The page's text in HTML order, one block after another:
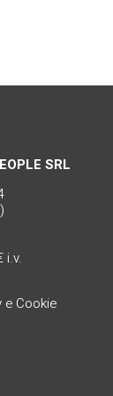
SRL
i.v.
e Cookie